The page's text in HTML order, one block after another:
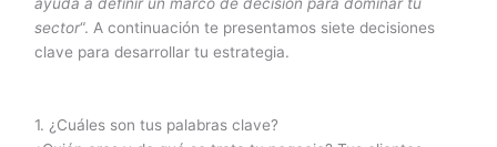
sector“. A continuación te presentamos siete decisiones
clave para desarrollar tu estrategia.
1. ¿Cuáles son tus palabras clave?